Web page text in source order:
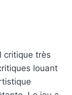
critique très
louant